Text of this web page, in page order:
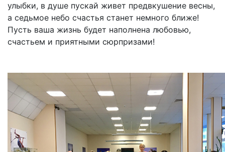
улыбки, в душе пускай живет предвкушение весны,
а седьмое небо счастья станет немного ближе!
Пусть ваша жизнь будет наполнена любовью,
счастьем и приятными сюрпризами!